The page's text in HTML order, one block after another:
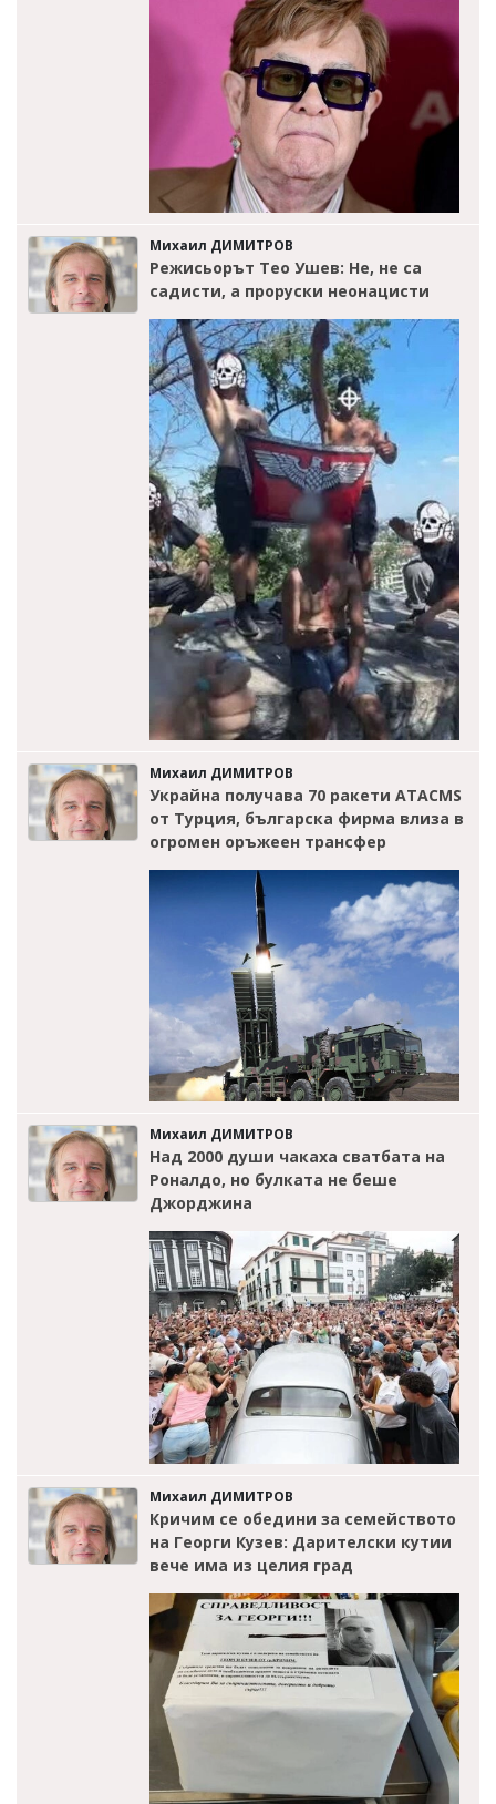
Михаил ДИМИТРОВ
Режисьорът Тео Ушев: Не, не са
садисти, а проруски неонацисти
Михаил ДИМИТРОВ
Украйна получава 70 ракети ATACMS
от Турция, българска фирма влиза в
огромен оръжеен трансфер
Михаил ДИМИТРОВ
Над 2000 души чакаха сватбата на
Роналдо, но булката не беше
Джорджина
Михаил ДИМИТРОВ
Кричим се обедини за семейството
на Георги Кузев: Дарителски кутии
вече има из целия град